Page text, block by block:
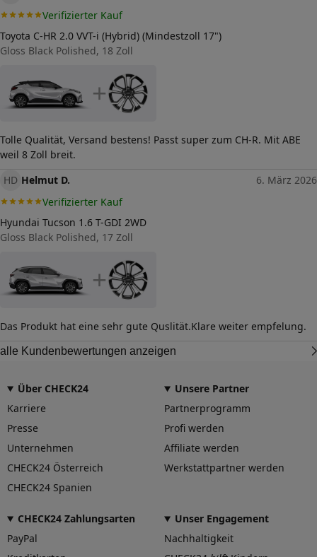
Mittenloch-Durchmesser (in
Traglast (in kg)
Allgemeine Produktsicherheit
(GPSR)
Herstellerkontakt
Germany,
info@tyremotive.de
Verifizierter Kauf
Toyota C-HR 2.0 VVT-i (Hybrid) (Mindestzoll 17")
Gloss Black Polished, 18 Zoll
+
Tolle Qualität, Versand bestens! Passt super zum CH-R. Mit ABE
weil 8 Zoll breit.
HD Helmut D.
6. März 2026
Verifizierter Kauf
Hyundai Tucson 1.6 T-GDI 2WD
Gloss Black Polished, 17 Zoll
+
Das Produkt hat eine sehr gute Quslität.Klare weiter empfelung.
alle Kundenbewertungen anzeigen
Über CHECK24
Karriere
Presse
Unternehmen
CHECK24 Österreich
CHECK24 Spanien
Unsere Partner
Partnerprogramm
Profi werden
Affiliate werden
Werkstattpartner werden
CHECK24 Zahlungsarten
PayPal
Unser Engagement
Nachhaltigkeit